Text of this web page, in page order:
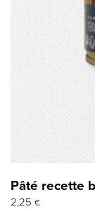
Pâté recette
2,25 €